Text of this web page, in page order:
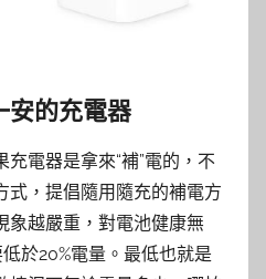
安的充電器
電器是拿來“補”電的，不
式，提倡隨用隨充的補電方
象越嚴重，對電池健康無
於20%電量。最低也就是